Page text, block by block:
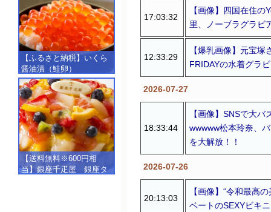
【ふるさと納税】いくら
醤油漬（鮭卵）
【500g（250g×2）】
【送料無料※600円相
当】銀座千疋屋 銀座タ
17:03:32
【画像】四国在住
里、ノーブラグラビ
12:33:29
【爆乳画像】元宝
FRIDAYの水着グラ
2026-07-27
18:33:44
【画像】SNSで大
wwwww松本玲奈、
を大解放！！
2026-07-26
20:13:03
【画像】“令和最高
ベートのSEXYビキ